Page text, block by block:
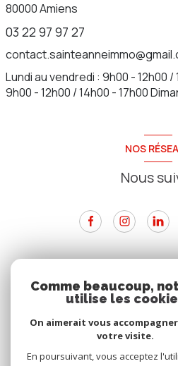
80000Amiens
03 22 97 97 27
Lundi au vendredi : 9h00 - 12h00 /
9h00 - 12h00 / 14h00 - 17h00
NOS
Nous
Nous
Comme beaucoup,
utilise les
On aimerait vous
votre visite.
En poursuivant, vous acceptez